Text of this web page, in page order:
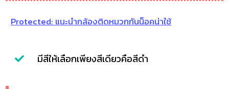
Protected: แนะนำกล้องติดหมวกกันน็อคน่าใช้
มีสีให้เลือกเพียงสีเดียวคือสีดำ